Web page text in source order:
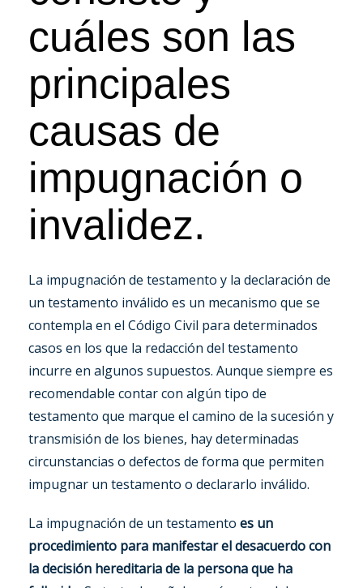
cuáles son las
principales
causas de
impugnación o
invalidez.
La impugnación de testamento y la declaración de
un testamento inválido es un mecanismo que se
contempla en el Código Civil para determinados
casos en los que la redacción del testamento
incurre en algunos supuestos. Aunque siempre es
recomendable contar con algún tipo de
testamento que marque el camino de la sucesión y
transmisión de los bienes, hay determinadas
circunstancias o defectos de forma que permiten
impugnar un testamento o declararlo inválido.
La impugnación de un testamento es un
procedimiento para manifestar el desacuerdo con
la decisión hereditaria de la persona que ha